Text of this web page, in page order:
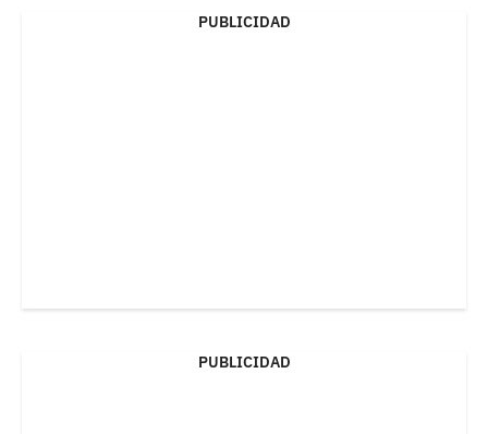
PUBLICIDAD
PUBLICIDAD